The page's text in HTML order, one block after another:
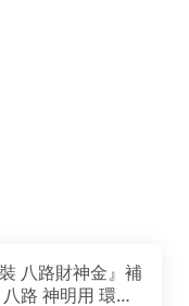
裝 八路財神金』補
明用 環保